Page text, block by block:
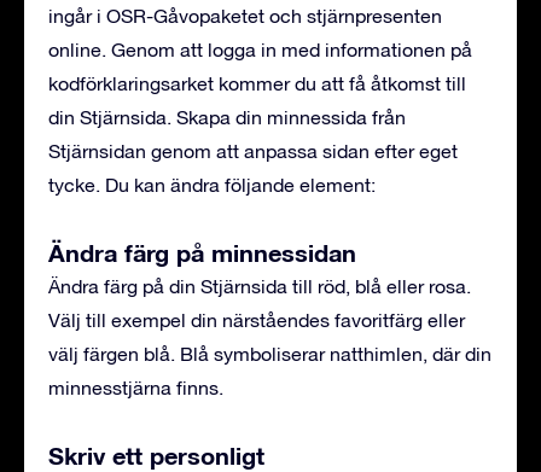
ingår i OSR-Gåvopaketet och stjärnpresenten
online. Genom att logga in med informationen på
kodförklaringsarket kommer du att få åtkomst till
din Stjärnsida. Skapa din minnessida från
Stjärnsidan genom att anpassa sidan efter eget
tycke. Du kan ändra följande element:
Ändra färg på minnessidan
Ändra färg på din Stjärnsida till röd, blå eller rosa.
Välj till exempel din närståendes favoritfärg eller
välj färgen blå. Blå symboliserar natthimlen, där din
minnesstjärna finns.
Skriv ett personligt